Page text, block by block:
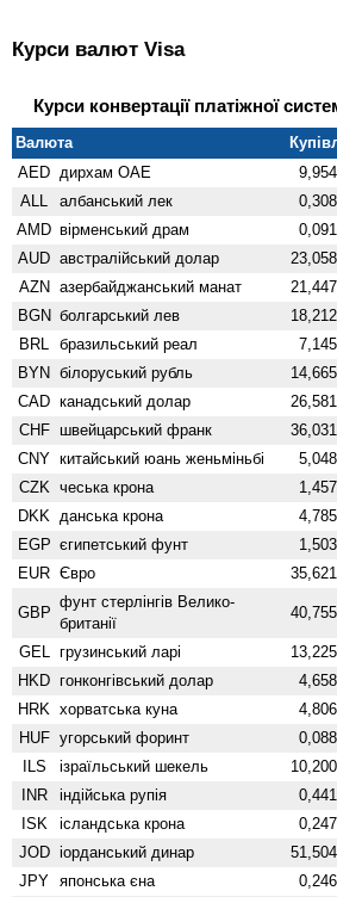
Курси валют Visa
Курси конвертації платіжної
Валюта
AED дирхам ОАЕ
ALL албанський лек
AMD вiрменський драм
AUD австралійський долар
AZN азербайджанський манат
BGN болгарський лев
BRL бразильський реал
BYN білоруський рубль
CAD канадський долар
CHF швейцарський франк
CNY китайський юань женьмiньбi
CZK чеська крона
DKK данська крона
EGP єгипетський фунт
EUR Євро
GBP
фунт стерлінгів Велико­
британії
GEL грузинський ларі
HKD гонконгівський долар
HRK хорватська куна
HUF угорський форинт
ILS ізраїльський шекель
INR індійська рупія
ISK ісландська крона
JOD іорданський динар
JPY японська єна